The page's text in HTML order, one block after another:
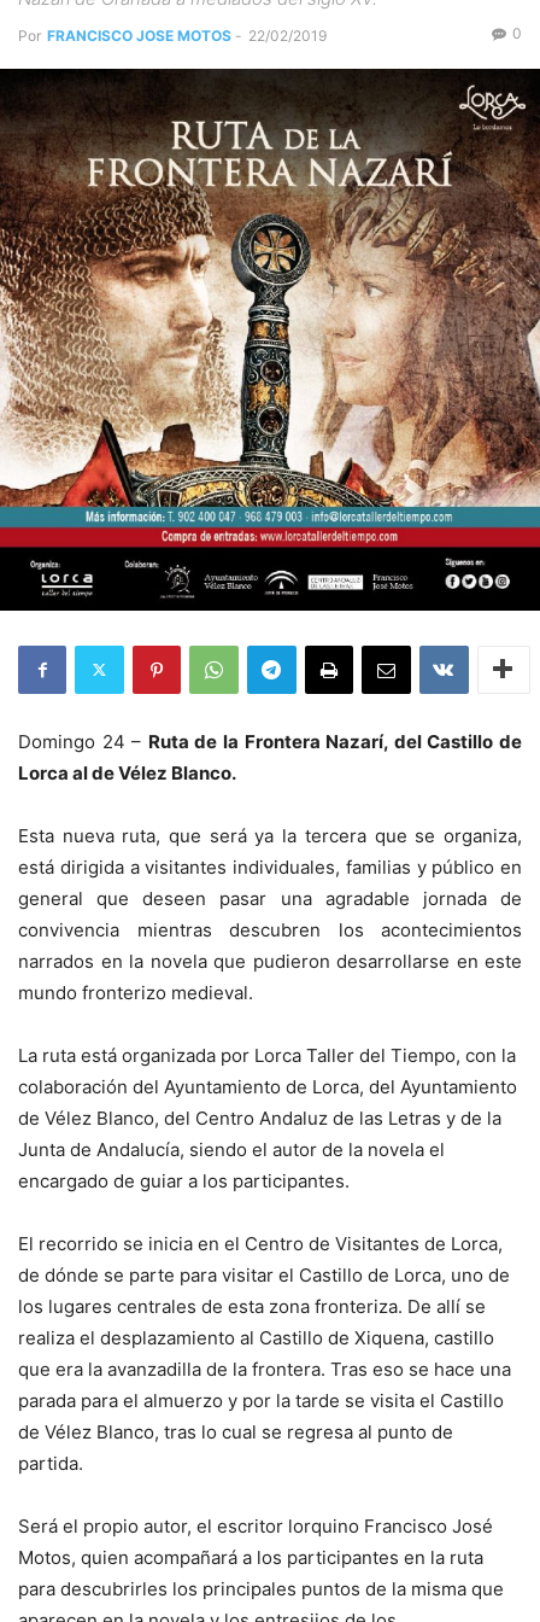
Por FRANCISCO JOSE MOTOS - 22/02/2019 0
Domingo 24 – Ruta de la Frontera Nazarí, del Castillo de
Lorca al de Vélez Blanco.
Esta nueva ruta, que será ya la tercera que se organiza,
está dirigida a visitantes individuales, familias y público en
general que deseen pasar una agradable jornada de
convivencia mientras descubren los acontecimientos
narrados en la novela que pudieron desarrollarse en este
mundo fronterizo medieval.
La ruta está organizada por Lorca Taller del Tiempo, con la
colaboración del Ayuntamiento de Lorca, del Ayuntamiento
de Vélez Blanco, del Centro Andaluz de las Letras y de la
Junta de Andalucía, siendo el autor de la novela el
encargado de guiar a los participantes.
El recorrido se inicia en el Centro de Visitantes de Lorca,
de dónde se parte para visitar el Castillo de Lorca, uno de
los lugares centrales de esta zona fronteriza. De allí se
realiza el desplazamiento al Castillo de Xiquena, castillo
que era la avanzadilla de la frontera. Tras eso se hace una
parada para el almuerzo y por la tarde se visita el Castillo
de Vélez Blanco, tras lo cual se regresa al punto de
partida.
Será el propio autor, el escritor lorquino Francisco José
Motos, quien acompañará a los participantes en la ruta
para descubrirles los principales puntos de la misma que